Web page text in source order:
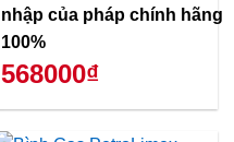
nhập của pháp chính hãng
100%
568000₫